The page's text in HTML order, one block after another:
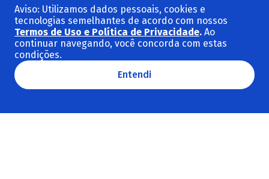
Infraestrutura
Meio ambiente e clima
Social e cultura
Ver todas as categorias
Aviso: Utilizamos dados pessoais, cookies e
tecnologias semelhantes de acordo com nossos
Termos de Uso e Política de Privacidade. Ao
continuar navegando, você concorda com estas
condições.
Entendi